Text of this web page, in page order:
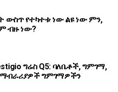
ውስጥ የተካተቱ ነው ልዩ ነው ምን,
ብዙ ነው?
ግሬስ Q5: ባለቤቶች, ግምገማ,
ግምገማዎችን